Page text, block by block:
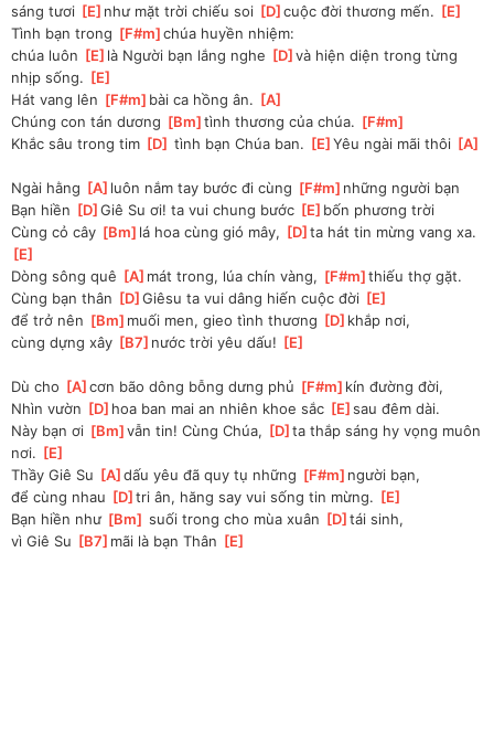
sáng tươi [E ]như mặt trời chiếu soi [D ]
cuộc đời thương mến. [E
Tình bạn trong [F#m ]
chúa huyền nhiệm:
chúa luôn [E ]là Người bạn lắng nghe [D ]
và hiện diện trong từng
nhịp sống. [E
Hát vang lên [F#m ]bài ca hồng ân. [A
Chúng con tán dương [Bm ]tình thương của chúa. [F#m
Khắc sâu trong tim [D ] tình bạn Chúa ban. [E ]
Yêu ngài mãi thôi [A
Ngài hằng [A ]luôn nắm tay bước đi cùng [F#m ]những người bạn
Bạn hiền [D ]
Giê Su ơi! ta vui chung bước [E ]bốn phương trời
Cùng cỏ cây [Bm ]lá hoa cùng gió mây, [D ]ta hát tin mừng vang xa.
E
Dòng sông quê [A ]mát trong, lúa chín vàng, [F#m ]thiếu thợ gặt.
Cùng bạn thân [D ]
Giêsu ta vui dâng hiến cuộc đời [E
để trở nên [Bm ]muối men, gieo tình thương [D ]khắp nơi,
cùng dựng xây [B7 ]nước trời yêu dấu! [E
Dù cho [A ]
cơn bão dông bỗng dưng phủ [F#m ]kín đường đời,
Nhìn vườn [D ]hoa ban mai an nhiên khoe sắc [E ]
sau đêm dài.
Này bạn ơi [Bm ]
vẫn tin! Cùng Chúa, [D ]ta thắp sáng hy vọng muôn
nơi. [E
Thầy Giê Su [A ]
dấu yêu đã quy tụ những [F#m ]người bạn,
để cùng nhau [D ]tri ân, hăng say vui sống tin mừng. [E
Bạn hiền như [Bm ] suối trong cho mùa xuân [D ]tái sinh,
vì Giê Su [B7 ]mãi là bạn Thân [E